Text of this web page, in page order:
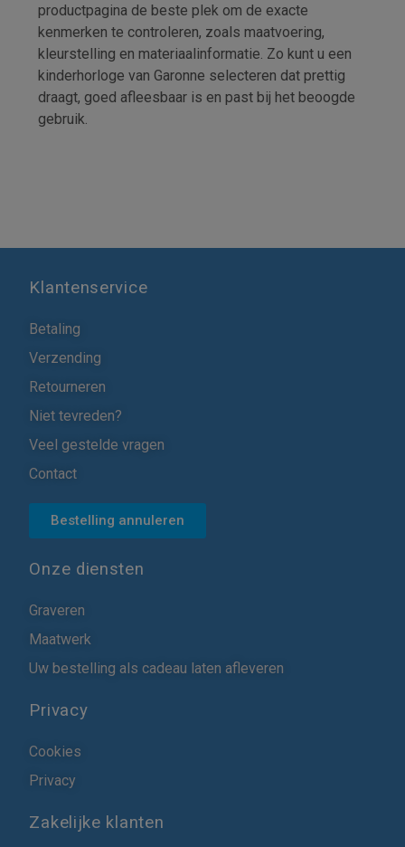
productpagina de beste plek om de exacte
kenmerken te controleren, zoals maatvoering,
kleurstelling en materiaalinformatie. Zo kunt u een
kinderhorloge van Garonne selecteren dat prettig
draagt, goed afleesbaar is en past bij het beoogde
gebruik.
Klantenservice
Betaling
Verzending
Retourneren
Niet tevreden?
Veel gestelde vragen
Contact
Bestelling annuleren
Onze diensten
Graveren
Maatwerk
Uw bestelling als cadeau laten afleveren
Privacy
Cookies
Privacy
Zakelijke klanten